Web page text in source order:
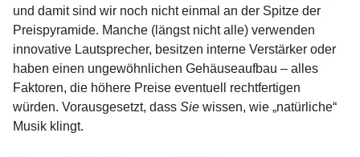
und damit sind wir noch nicht einmal an der Spitze der
Preispyramide. Manche (längst nicht alle) verwenden
innovative Lautsprecher, besitzen interne Verstärker oder
haben einen ungewöhnlichen Gehäuseaufbau – alles
Faktoren, die höhere Preise eventuell rechtfertigen
würden. Vorausgesetzt, dass Sie wissen, wie „natürliche“
Musik klingt.